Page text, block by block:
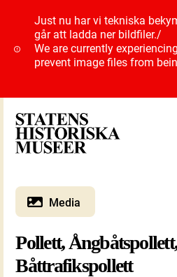
Just nu har vi tekniska
går att ladda ner bildfiler./
We are currently
prevent image files from
Media
Pollett,
Båttrafikspollett